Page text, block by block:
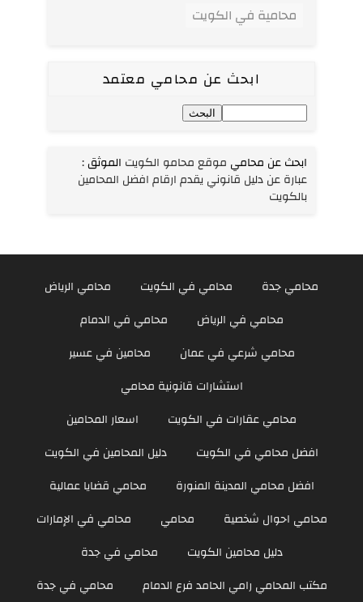
محامية في الكويت
ابحث عن محامي معتمد
ابحث عن محامي موقع محامو الكويت الموثق:
عبارة عن دليل قانوني يقدم ارقام افضل المحامين
بالكويت
محامي جدة محامي في الكويت
محامي الرياض
محامي في الرياض
محامي في الدمام
محامي شرعي في عمان
محامين في عسير
استشارات قانونية محامي
محامي عقارات في الكويت
اسعار المحامين
افضل محامي في الكويت
دليل المحامين في الكويت
افضل محامي المدينة المنورة
محامي قضايا عمالية
محامي احوال شخصية
محامي
محامي في الإمارات
دليل محامين الكويت
محامي في جدة
مكتب المحامي رامي الحامد فرع الدمام
محامي في جدة